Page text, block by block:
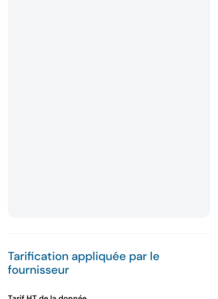
Tarification appliquée par le
fournisseur